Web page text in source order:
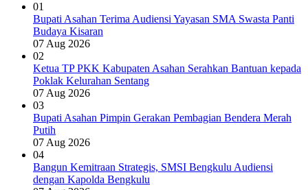
01
Bupati Asahan Terima Audiensi Yayasan SMA Swasta Panti
Budaya Kisaran
07 Aug 2026
02
Ketua TP PKK Kabupaten Asahan Serahkan Bantuan kepada
Poklak Kelurahan Sentang
07 Aug 2026
03
Bupati Asahan Pimpin Gerakan Pembagian Bendera Merah
Putih
07 Aug 2026
04
Bangun Kemitraan Strategis, SMSI Bengkulu Audiensi
dengan Kapolda Bengkulu